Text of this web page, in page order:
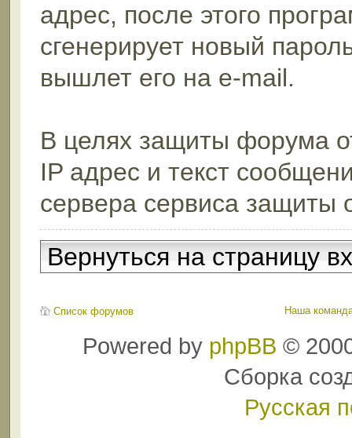
адрес, после этого
сгенерирует новый
вышлет его на e-mail.
В целях защиты форума
IP адрес и текст
сервера сервиса защиты
Вернуться на страницу
Список форумов Наша
Powered by phpBB ©
Сборка
Русская